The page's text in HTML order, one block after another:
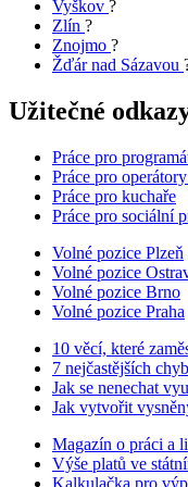
Vyškov ?
Zlín ?
Znojmo ?
Žďár nad Sázavou
Užitečné
Práce pro
Práce pro
Práce pro kuchaře
Práce pro sociální
Volné pozice Plzeň
Volné pozice
Volné pozice Brno
Volné pozice Praha
10 věcí, které
7 nejčastějších
Jak se nenechat
Jak vytvořit
Magazín o práci a
Výše platů ve
Kalkulačka pro